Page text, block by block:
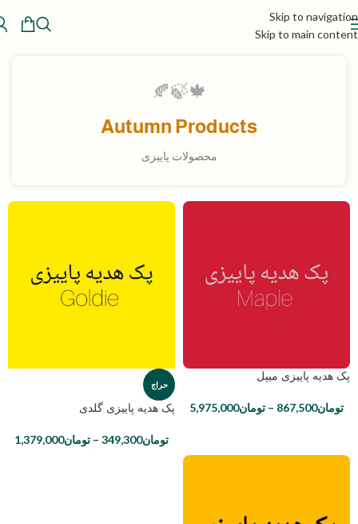
Skip to navigation
Skip to main content
🍁🍃🍂
Autumn Products
محصولات پاییزی
پک هدیه پاییزی میپل
تومان867,500
– تومان5,975,000
حراج
پک هدیه پاییزی گلدی
تومان349,300
– تومان1,379,000